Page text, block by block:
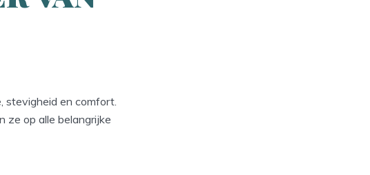
stevigheid en comfort.
ze op alle belangrijke